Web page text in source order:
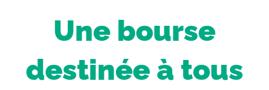
Une bourse
destinée à tous